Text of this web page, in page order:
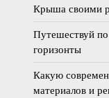
Крыша своими
Путешествуй по
горизонты
Какую
материалов и